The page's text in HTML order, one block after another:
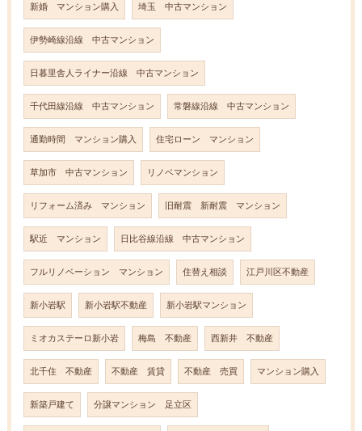
新婚 マンション購入 埼玉 中古マンション
伊勢崎線沿線 中古マンション
日暮里舎人ライナー沿線 中古マンション
千代田線沿線 中古マンション 常磐線沿線 中古マンション
通勤時間 マンション購入 住宅ローン マンション
草加市 中古マンション リノベマンション
リフォーム済み マンション 旧耐震 新耐震 マンション
駅近 マンション 日比谷線沿線 中古マンション
フルリノベーション マンション 住替え相談 江戸川区不動産
新小岩駅 新小岩駅不動産 新小岩駅マンション
ミオカステーロ新小岩 梅島 不動産 西新井 不動産
北千住 不動産 不動産 賃貸 不動産 売買 マンション購入
新築戸建て 分譲マンション 足立区